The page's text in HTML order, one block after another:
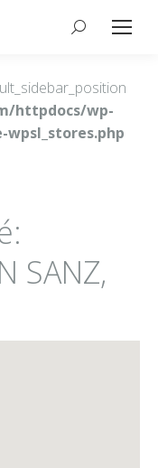
Buscar:
httpdocs/wp-
SANZ,